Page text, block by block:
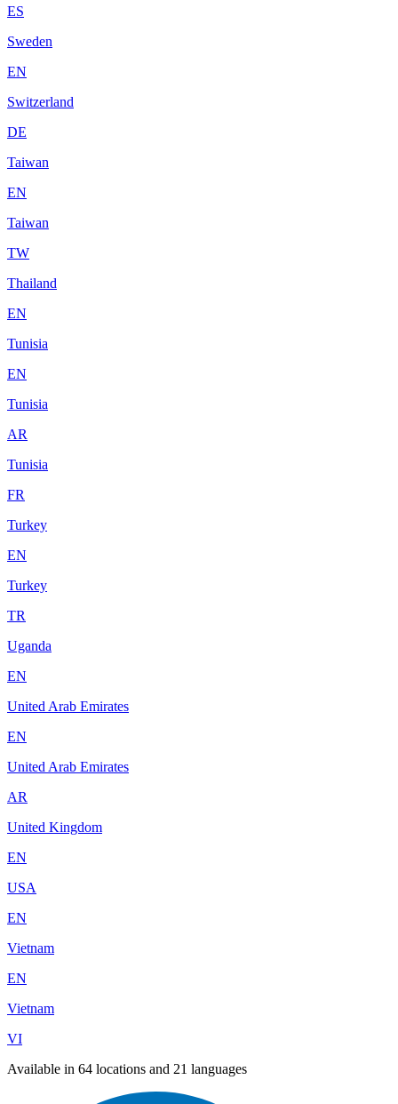
ES
Sweden
EN
Switzerland
DE
Taiwan
EN
Taiwan
TW
Thailand
EN
Tunisia
EN
Tunisia
AR
Tunisia
FR
Turkey
EN
Turkey
TR
Uganda
EN
United Arab Emirates
EN
United Arab Emirates
AR
United Kingdom
EN
USA
EN
Vietnam
EN
Vietnam
VI
Available in 64 locations and 21 languages